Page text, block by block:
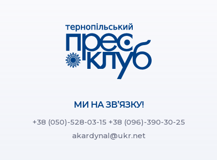
МИ НА ЗВ’ЯЗКУ!
+38 (050)-528-03-15 +38 (096)-390-30-25
akardynal@ukr.net